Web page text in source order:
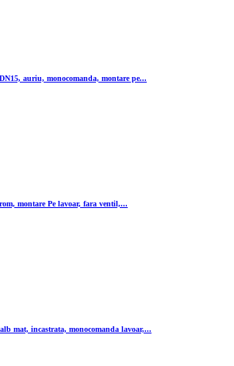
auriu, monocomanda, montare pe...
montare Pe lavoar, fara ventil,...
mat, incastrata, monocomanda lavoar,...